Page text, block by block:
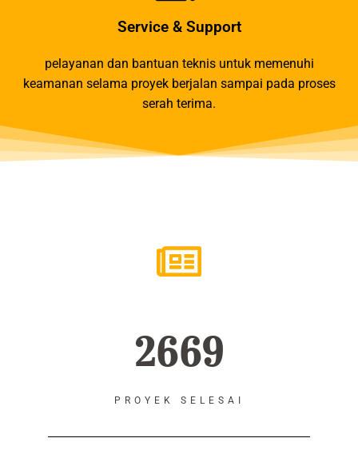
Service & Support
pelayanan dan bantuan teknis untuk memenuhi
keamanan selama proyek berjalan sampai pada proses
serah terima.
2669
PROYEK SELESAI